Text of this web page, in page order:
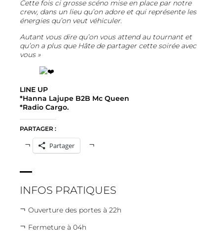
Cette fois ci grosse scéno mise en place par notre
crew, dans un lieu qu’on adore et qui représente les
énergies qu’on veut véhiculer.
Autant vous dire qu’on vous attend au tournant et
qu’on a plus que Hâte de partager cette soirée avec
vous »
LINE UP
*Hanna Lajupe B2B Mc Queen
*Radio Cargo.
PARTAGER :
Partager
INFOS PRATIQUES
Ouverture des portes à 22h
Fermeture à 04h